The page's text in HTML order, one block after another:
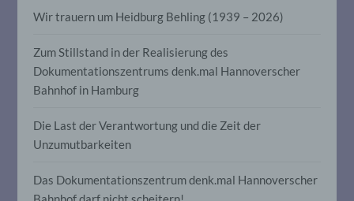
Wir trauern um Heidburg Behling (1939 – 2026)
Zum Stillstand in der Realisierung des
Dokumentationszentrums denk.mal Hannoverscher
Bahnhof in Hamburg
Die Last der Verantwortung und die Zeit der
Unzumutbarkeiten
Das Dokumentationszentrum denk.mal Hannoverscher
Aspekte, die sich auf eine natürliche
Person beziehen, zu bewerten,
Arbeitsleistung, wirtschaftlicher Lage,
Gesundheit, persönlicher Vorlieben,
Interessen, Zuverlässigkeit, Verhalten,
Aufenthaltsort oder Ortswechsel dieser
vorherzusagen.
f) Pseudonymisierung